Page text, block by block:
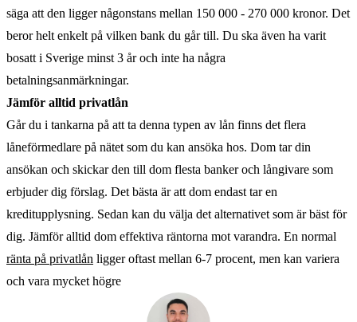
säga att den ligger någonstans mellan 150 000 - 270 000 kronor. Det
beror helt enkelt på vilken bank du går till. Du ska även ha varit
bosatt i Sverige minst 3 år och inte ha några
betalningsanmärkningar.
Jämför alltid privatlån
Går du i tankarna på att ta denna typen av lån finns det flera
låneförmedlare på nätet som du kan ansöka hos. Dom tar din
ansökan och skickar den till dom flesta banker och långivare som
erbjuder dig förslag. Det bästa är att dom endast tar en
kreditupplysning. Sedan kan du välja det alternativet som är bäst för
dig. Jämför alltid dom effektiva räntorna mot varandra. En normal
ränta på privatlån ligger oftast mellan 6-7 procent, men kan variera
och vara mycket högre